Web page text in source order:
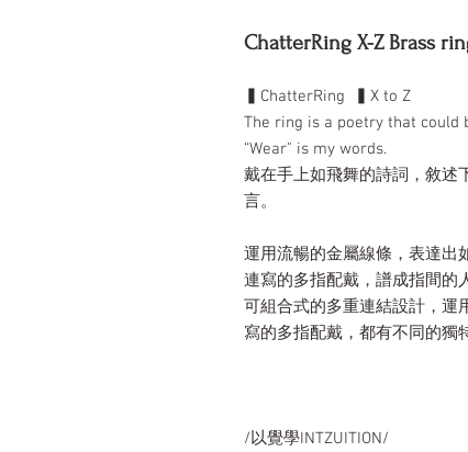
ChatterRing X-Z Brass
▍ChatterRing ▍X to Z
The ring is a poetry that could
“Wear" is my words.
戴在手上如飛舞的詩詞，敘述
言。
運用流暢的金屬線條，表達出
連寫的多指配戴，譜成指間的
可組合式的多重連結設計，運
寫的多指配戴，都有不同的獨
/以覺學INTZUITION/